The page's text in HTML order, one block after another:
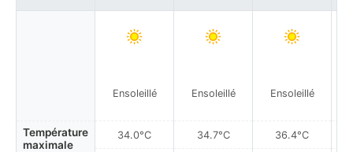
Température
maximale
Ensoleillé
34.0°C
Ensoleillé
34.7°C
Ensoleillé
36.4°C